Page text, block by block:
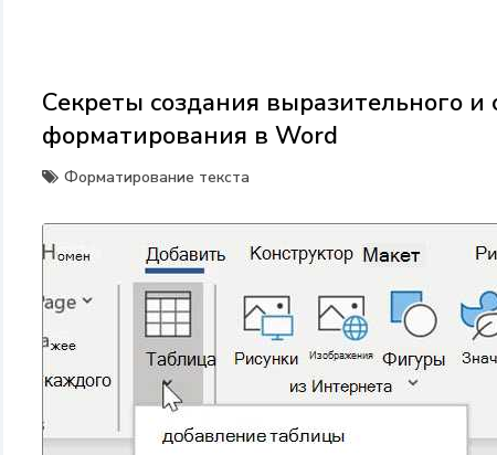
Секреты создания выразительного
форматирования в Word
Форматирование текста